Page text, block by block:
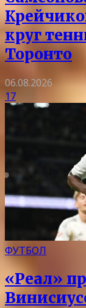
круг
Торонто
06.08.2026
17
ФУТБОЛ
«Реал»